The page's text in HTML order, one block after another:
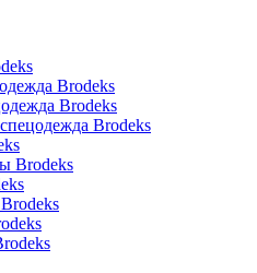
Brodeks
Brodeks
Brodeks
Brodeks